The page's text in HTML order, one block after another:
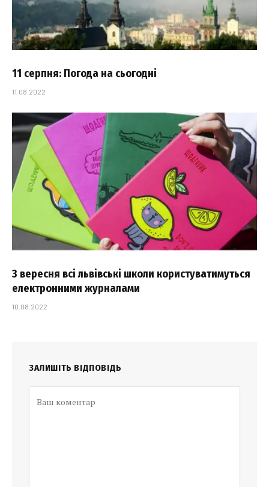
11 серпня: Погода на сьогодні
11.08.2022
З вересня всі львівські школи користуватимуться
електронними журналами
10.08.2022
ЗАЛИШІТЬ ВІДПОВІДЬ